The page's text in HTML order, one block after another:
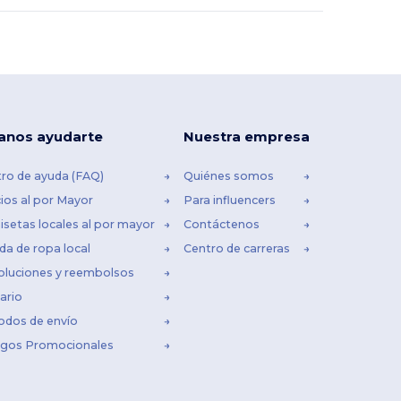
ayudarte
de ayuda (FAQ)
al por Mayor
locales al por mayor
de ropa local
y reembolsos
de envío
Promocionales
Nuestra empresa
Quiénes somos
Para influencers
Contáctenos
Centro de carreras